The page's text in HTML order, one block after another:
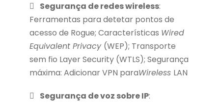
Segurança de redes wireless:
Ferramentas para detetar pontos de
acesso de Rogue; Características Wired
Equivalent Privacy (WEP); Transporte
sem fio Layer Security (WTLS); Segurança
máxima: Adicionar VPN paraWireless LAN
Segurança de voz sobre IP: